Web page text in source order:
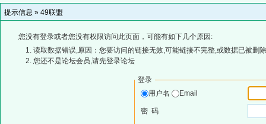
提示信息 » 49联盟
您没有登录或者您没有权限访问此页面，可能有如下几个原因:
读取数据错误,原因：您要访问的链接无效,可能链接不完整,或数据已被删
您还不是论坛会员,请先登录论坛
登录
用户名
Email
密 码